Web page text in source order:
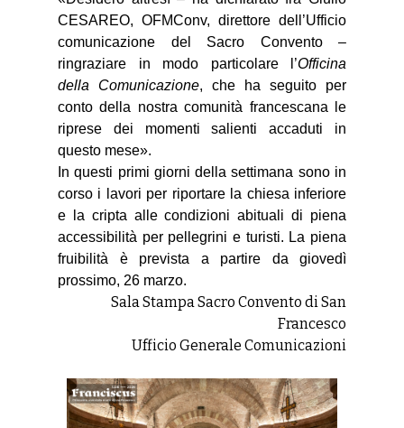
CESAREO, OFMConv, direttore dell’Ufficio
comunicazione del Sacro Convento –
ringraziare in modo particolare l’Officina
della Comunicazione, che ha seguito per
conto della nostra comunità francescana le
riprese dei momenti salienti accaduti in
questo mese».
In questi primi giorni della settimana sono in
corso i lavori per riportare la chiesa inferiore
e la cripta alle condizioni abituali di piena
accessibilità per pellegrini e turisti. La piena
fruibilità è prevista a partire da giovedì
prossimo, 26 marzo.
Sala Stampa Sacro Convento di San
Francesco
Ufficio Generale Comunicazioni